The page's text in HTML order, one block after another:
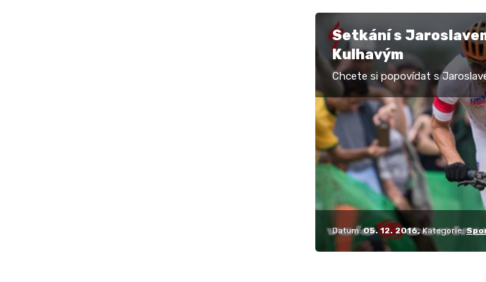
Setkání s
Kulhavým
Chcete si popovídat s
Kulhavým nejlepším naším
cross country a především
stříbrné olympijské…
Datum: 05. 12. 2016 Kategorie: